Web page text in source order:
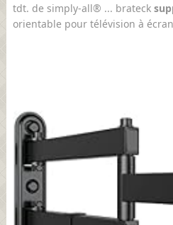
tdt. de simply-all® ... brateck
orientable pour télévision à